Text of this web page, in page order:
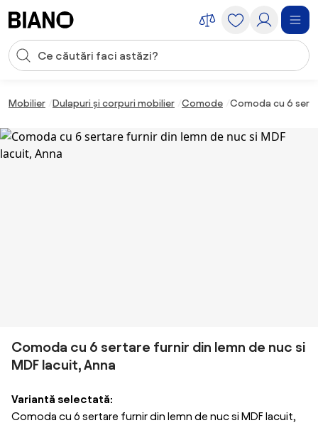
Introducerea căutării
Mobilier Dulapuri și corpuri mobilier Comode Comoda cu 6
Comoda cu 6 sertare furnir din lemn de nuc si
MDF lacuit, Anna
Variantă selectată:
Comoda cu 6 sertare furnir din lemn de nuc si MDF lacuit,